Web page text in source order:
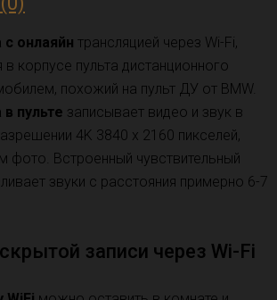
онлаяйн трансляцией через Wi-Fi,
корпусе пульта дистанционного
похожий на пульт ДУ от BMW.
пульте записывает видео и звук в
4K 3840 x 2160 пикселей,
фото. Встроенный чувствительный
звуки с расстояния примерно 6-7
записи через Wi-Fi